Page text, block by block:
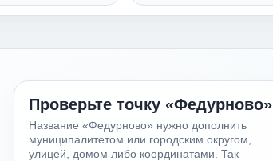
Проверьте точку «Федурново»
Название «Федурново» нужно дополнить
муниципалитетом или городским округом,
улицей, домом либо координатами. Так